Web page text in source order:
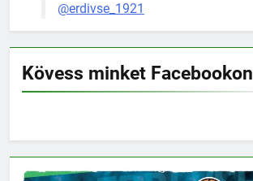
@erdivse_1921
Kövess minket Facebookon